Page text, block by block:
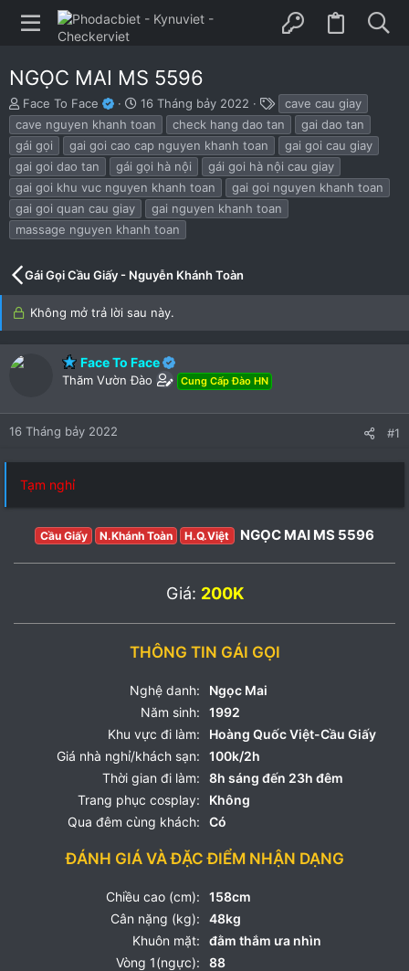
NGỌC MAI MS 5596
B
ắ
t
đ
ầ
u
Face To Face
N
g
à
y
b
ắ
t
đ
ầ
16 Tháng bảy 2022
h
ẻ
cave cau giay
cave nguyen khanh toan
check hang dao tan
gai dao tan
gái gọi
gai goi cao cap nguyen khanh toan
gai goi cau giay
gai goi dao tan
gái gọi hà nội
gái goi hà nội cau giay
gai goi khu vuc nguyen khanh toan
gai goi nguyen khanh toan
gai goi quan cau giay
gai nguyen khanh toan
massage nguyen khanh toan
Gái Gọi Cầu Giấy - Nguyễn Khánh Toàn
Không mở trả lời sau này.
Face To Face
Thăm Vườn Đào Cung Cấp Đào HN
16 Tháng bảy 2022 #1
Tạm nghỉ
Cầu Giấy N.Khánh Toàn H.Q.Việt NGỌC MAI MS 5596
Giá: 200K
THÔNG TIN GÁI GỌI
Nghệ danh:
Ngọc Mai
Năm sinh:
1992
Khu vực đi làm:
Hoàng Quốc Việt-Cầu Giấy
Giá nhà nghỉ/khách sạn:
100k/2h
Thời gian đi làm:
8h sáng đến 23h đêm
Trang phục cosplay:
Không
Qua đêm cùng khách:
Có
ĐÁNH GIÁ VÀ ĐẶC ĐIỂM NHẬN DẠNG
Chiều cao (cm):
158cm
Cân nặng (kg):
48kg
Khuôn mặt:
đằm thắm ưa nhìn
Vòng 1(ngực):
88